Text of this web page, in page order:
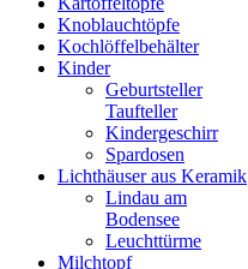
Knoblauchtöpfe
Kochlöffelbehälter
Kinder
Geburtsteller
Taufteller
Kindergeschirr
Spardosen
Lichthäuser aus Keramik
Lindau am
Bodensee
Leuchttürme
Milchtopf